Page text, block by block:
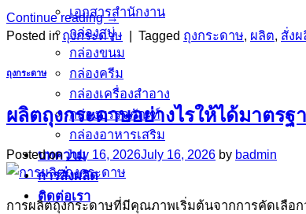
เอกสารสำนักงาน
กล่องสบู่
กล่องขนม
กล่องครีม
กล่องเครื่องสำอาง
กล่องบรรจุภัณฑ์
กล่องอาหารเสริม
บทความ
การสั่งผลิด
ติดต่อเรา
Continue reading→
Posted inถุงกระดาษ | Tagged ถุงกระดาษ, ผลิต, สั่ง
ถุงกระดาษ
ผลิตถุงกระดาษอย่างไรให้ได้มาตรฐ
Posted onJuly 16, 2026July 16, 2026 by badmin
การผลิตถุงกระดาษที่มีคุณภาพเริ่มต้นจากการคัดเลือ